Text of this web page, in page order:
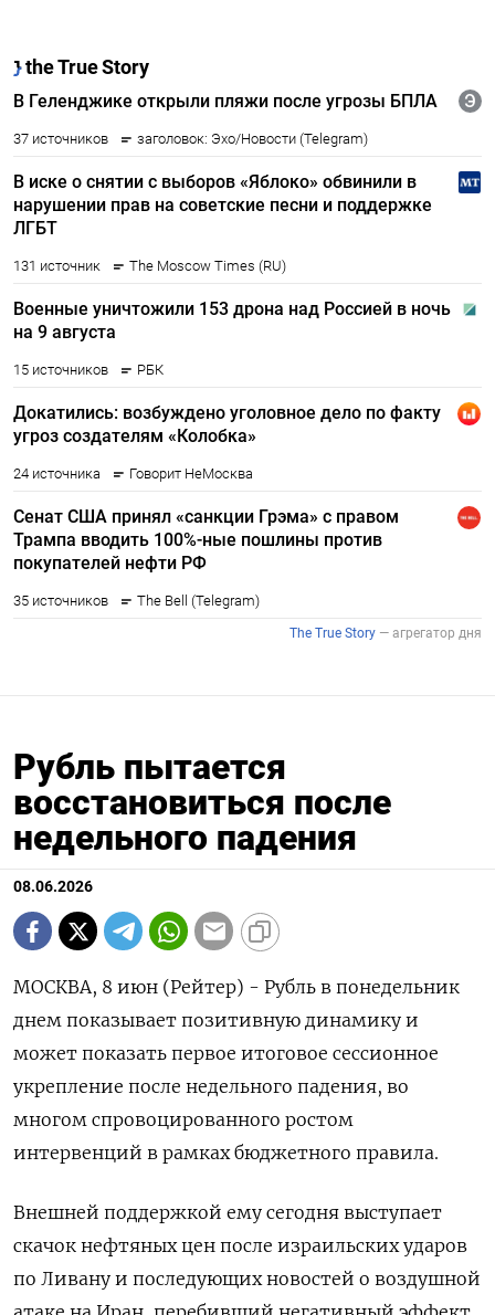
Рубль пытается
восстановиться после
недельного падения
08.06.2026
МОСКВА, 8 июн (Рейтер) - Рубль в понедельник
днем показывает позитивную динамику и
может показать первое итоговое сессионное
укрепление после недельного падения, во
многом спровоцированного ростом
интервенций в рамках бюджетного правила.
Внешней поддержкой ему сегодня выступает
скачок нефтяных цен после израильских ударов
по Ливану и последующих новостей о воздушной